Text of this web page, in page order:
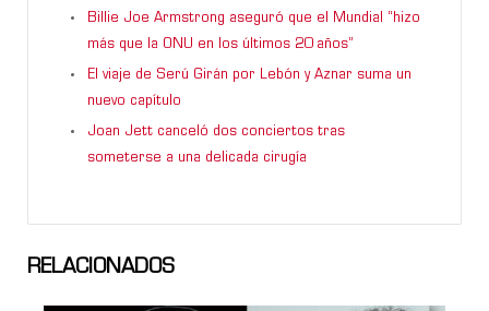
Billie Joe Armstrong aseguró que el Mundial “hizo
más que la ONU en los últimos 20 años”
El viaje de Serú Girán por Lebón y Aznar suma un
nuevo capítulo
Joan Jett canceló dos conciertos tras
someterse a una delicada cirugía
RELACIONADOS